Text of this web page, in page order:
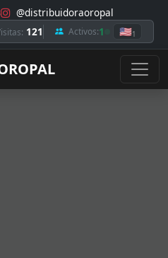
@distribuidoraoropal
121 Activos:1 🇺🇸1